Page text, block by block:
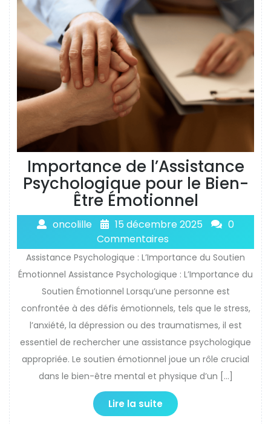
Importance de l’Assistance
Psychologique pour le Bien-
Être Émotionnel
oncolille 15 décembre 2025
0
Commentaires
Assistance Psychologique : L’Importance du Soutien
Émotionnel Assistance Psychologique : L’Importance du
Soutien Émotionnel Lorsqu’une personne est
confrontée à des défis émotionnels, tels que le stress,
l’anxiété, la dépression ou des traumatismes, il est
essentiel de rechercher une assistance psychologique
appropriée. Le soutien émotionnel joue un rôle crucial
dans le bien-être mental et physique d’un […]
Lire la suite